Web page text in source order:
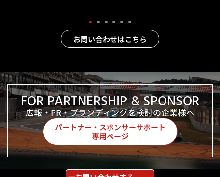
お問い合わせはこちら
FOR PARTNERSHIP & SPONSOR
広報・PR・ブランディングを検討の企業様へ
パートナー・スポンサーサポート
専用ページ